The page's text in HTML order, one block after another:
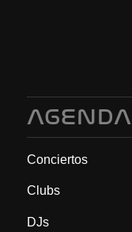
AGENDA
Conciertos
Clubs
DJs